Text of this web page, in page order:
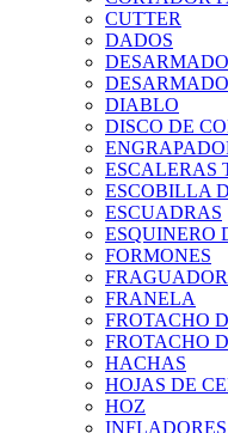
CUTTER
DADOS
DIABLO
DISCO DE
ESCALERAS
ESCOBILLA
ESCUADRAS
ESQUINERO
FORMONES
FRANELA
FROTACHO
FROTACHO
HACHAS
HOJAS DE
HOZ
INFLADORES